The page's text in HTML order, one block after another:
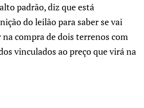
padrão, diz que está
do leilão para saber se vai
na compra de dois terrenos com
vinculados ao preço que virá na